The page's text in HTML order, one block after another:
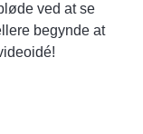
ved at se
begynde at